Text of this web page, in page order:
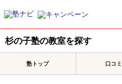
杉の子塾の教室を探す
塾トップ 口コミ